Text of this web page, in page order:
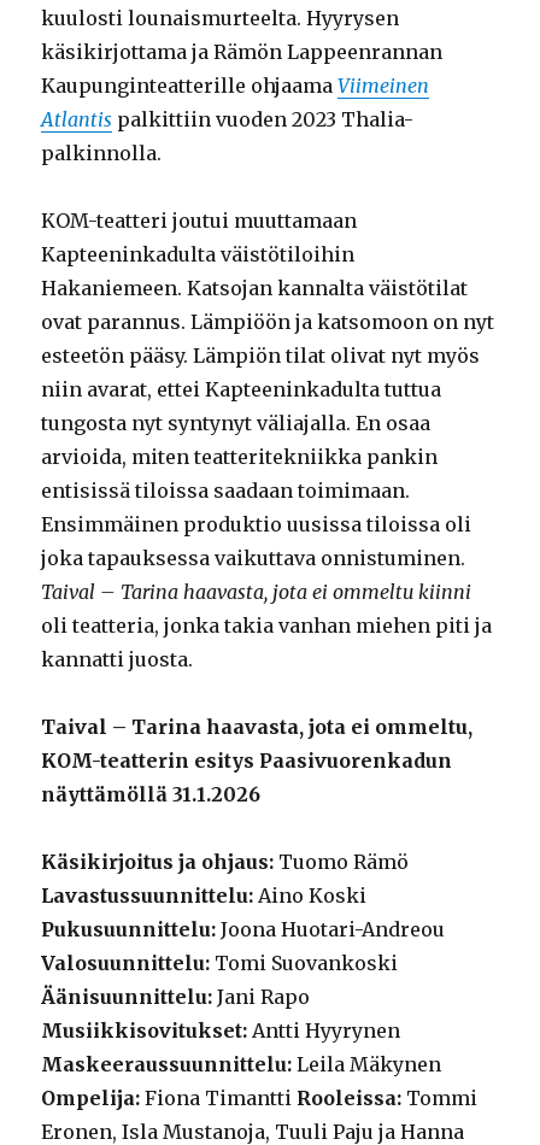
kuulosti lounaismurteelta. Hyyrysen
käsikirjottama ja Rämön Lappeenrannan
Kaupunginteatterille ohjaamaViimeinen
Atlantis palkittiin vuoden 2023 Thalia-
palkinnolla.
KOM-teatteri joutui muuttamaan
Kapteeninkadulta väistötiloihin
Hakaniemeen. Katsojan kannalta väistötilat
ovat parannus. Lämpiöön ja katsomoon on nyt
esteetön pääsy. Lämpiön tilat olivat nyt myös
niin avarat, ettei Kapteeninkadulta tuttua
tungosta nyt syntynyt väliajalla. En osaa
arvioida, miten teatteritekniikka pankin
entisissä tiloissa saadaan toimimaan.
Ensimmäinen produktio uusissa tiloissa oli
joka tapauksessa vaikuttava onnistuminen.
Taival – Tarina haavasta, jota ei ommeltu kiinni
oli teatteria, jonka takia vanhan miehen piti ja
kannatti juosta.
Taival – Tarina haavasta, jota ei ommeltu,
KOM-teatterin esitys Paasivuorenkadun
näyttämöllä 31.1.2026
Käsikirjoitus ja ohjaus: Tuomo Rämö
Lavastussuunnittelu: Aino Koski
Pukusuunnittelu: Joona Huotari-Andreou
Valosuunnittelu: Tomi Suovankoski
Äänisuunnittelu: Jani Rapo
Musiikkisovitukset: Antti Hyyrynen
Maskeeraussuunnittelu: Leila Mäkynen
Ompelija: Fiona Timantti Rooleissa: Tommi
Eronen, Isla Mustanoja, Tuuli Paju ja Hanna